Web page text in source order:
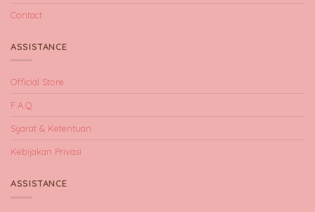
Contact
ASSISTANCE
Official Store
F.A.Q
Syarat & Ketentuan
Kebijakan Privasi
ASSISTANCE